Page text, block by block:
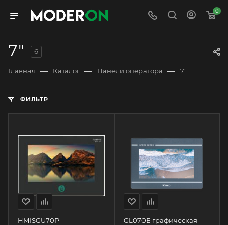
0
7" 6
Главная — Каталог — Панели оператора — 7"
ФИЛЬТР
HMISGU70P
GL070E графическая